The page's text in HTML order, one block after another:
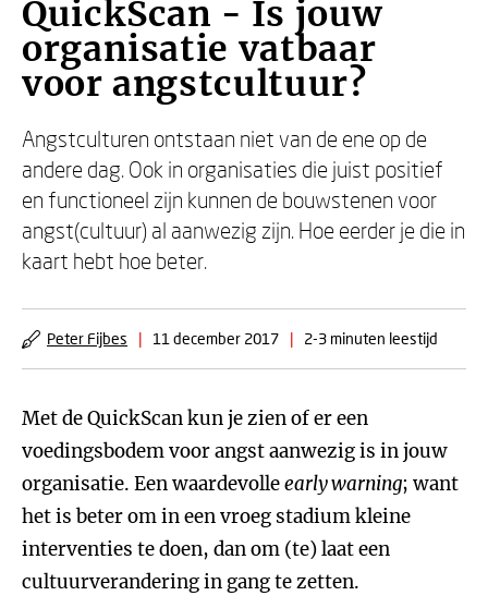
QuickScan - Is jouw
organisatie vatbaar
voor angstcultuur?
Angstculturen ontstaan niet van de ene op de
andere dag. Ook in organisaties die juist positief
en functioneel zijn kunnen de bouwstenen voor
angst(cultuur) al aanwezig zijn. Hoe eerder je die in
kaart hebt hoe beter.
Peter Fijbes | 11 december 2017 | 2-3 minuten leestijd
Met de QuickScan kun je zien of er een
voedingsbodem voor angst aanwezig is in jouw
organisatie. Een waardevolleearly warning; want
het is beter om in een vroeg stadium kleine
interventies te doen, dan om (te) laat een
cultuurverandering in gang te zetten.